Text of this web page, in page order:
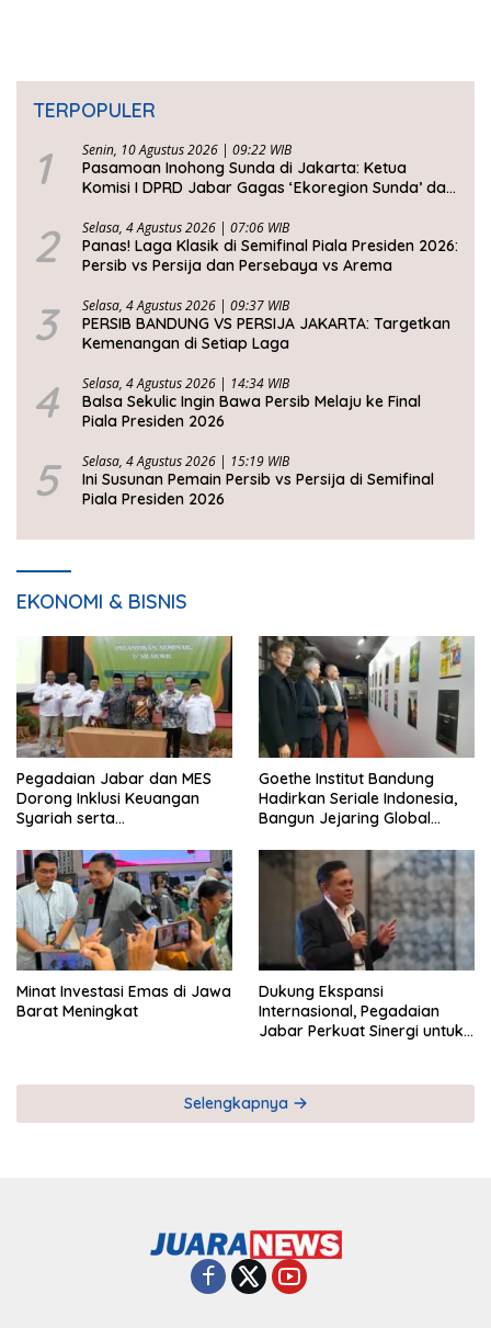
TERPOPULER
1 Senin, 10 Agustus 2026 | 09:22 WIB
Pasamoan Inohong Sunda di Jakarta: Ketua
Komisi I DPRD Jabar Gagas ‘Ekoregion Sunda’ dan
2 Selasa, 4 Agustus 2026 | 07:06 WIB
Panas! Laga Klasik di Semifinal Piala Presiden 2026:
Persib vs Persija dan Persebaya vs Arema
3 Selasa, 4 Agustus 2026 | 09:37 WIB
PERSIB BANDUNG VS PERSIJA JAKARTA: Targetkan
Kemenangan di Setiap Laga
4 Selasa, 4 Agustus 2026 | 14:34 WIB
Balsa Sekulic Ingin Bawa Persib Melaju ke Final
Piala Presiden 2026
5 Selasa, 4 Agustus 2026 | 15:19 WIB
Ini Susunan Pemain Persib vs Persija di Semifinal
Piala Presiden 2026
EKONOMI & BISNIS
Pegadaian Jabar dan MES
Dorong Inklusi Keuangan
Syariah serta
Goethe Institut Bandung
Hadirkan Seriale Indonesia,
Bangun Jejaring Global
Minat Investasi Emas di Jawa
Barat Meningkat
Dukung Ekspansi
Internasional, Pegadaian
Jabar Perkuat Sinergi untuk
Selengkapnya